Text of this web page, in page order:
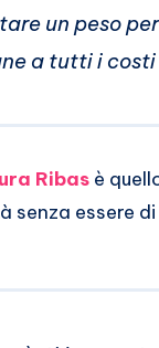
un peso
a tutti i costi
Ribas è
senza essere